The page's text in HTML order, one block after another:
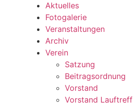
Aktuelles
Fotogalerie
Veranstaltungen
Archiv
Verein
Satzung
Beitragsordnung
Vorstand
Vorstand Lauftreff